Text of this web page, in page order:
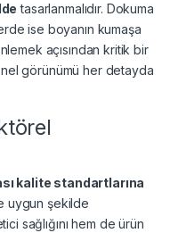
tasarlanmalıdır. Dokuma
ise boyanın kumaşa
açısından kritik bir
görünümü her detayda
kalite standartlarına
uygun şekilde
sağlığını hem de ürün